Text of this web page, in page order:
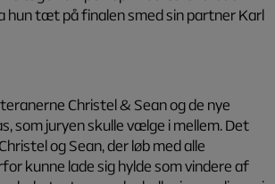
hun tæt på finalen smed sin partner Karl
Christel & Sean og de nye
som juryen skulle vælge i mellem. Det
og Sean, der løb med alle
kunne lade sig hylde som vindere af